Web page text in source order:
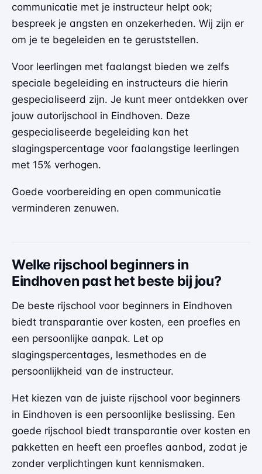
communicatie met je instructeur helpt ook;
bespreek je angsten en onzekerheden. Wij zijn er
om je te begeleiden en te geruststellen.
Voor leerlingen met faalangst bieden we zelfs
speciale begeleiding en instructeurs die hierin
gespecialiseerd zijn. Je kunt meer ontdekken over
jouw autorijschool in Eindhoven. Deze
gespecialiseerde begeleiding kan het
slagingspercentage voor faalangstige leerlingen
met 15% verhogen.
Goede voorbereiding en open communicatie
verminderen zenuwen.
Welke rijschool beginners in
Eindhoven past het beste bij jou?
De beste rijschool voor beginners in Eindhoven
biedt transparantie over kosten, een proefles en
een persoonlijke aanpak. Let op
slagingspercentages, lesmethodes en de
persoonlijkheid van de instructeur.
Het kiezen van de juiste rijschool voor beginners
in Eindhoven is een persoonlijke beslissing. Een
goede rijschool biedt transparantie over kosten en
pakketten en heeft een proefles aanbod, zodat je
zonder verplichtingen kunt kennismaken.